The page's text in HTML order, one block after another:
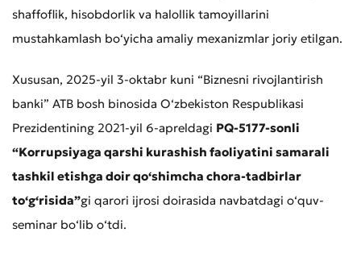
shaffoflik, hisobdorlik va halollik tamoyillarini
mustahkamlash bo‘yicha amaliy mexanizmlar joriy etilgan.
Xususan, 2025-yil 3-oktabr kuni “Biznesni rivojlantirish
banki” ATB bosh binosida O‘zbekiston Respublikasi
Prezidentining 2021-yil 6-apreldagi PQ-5177-sonli
“Korrupsiyaga qarshi kurashish faoliyatini samarali
tashkil etishga doir qo‘shimcha chora-tadbirlar
to‘g‘risida”gi qarori ijrosi doirasida navbatdagi o‘quv-
seminar bo‘lib o‘tdi.